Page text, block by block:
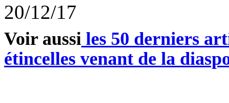
20/12/17
Voir aussi les 50 derniers
étincelles venant de la